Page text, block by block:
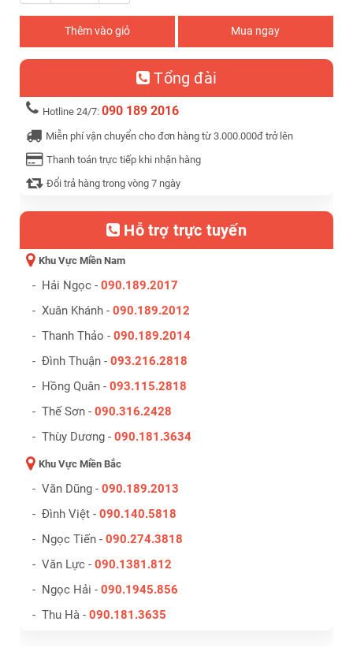
Thêm vào giỏ Mua ngay
Tổng đài
Hotline 24/7: 090 189 2016
Miễn phí vận chuyển cho đơn hàng từ 3.000.000đ trở lên
Thanh toán trực tiếp khi nhận hàng
Đổi trả hàng trong vòng 7 ngày
Hỗ trợ trực tuyến
Khu Vực Miền Nam
- Hải Ngọc - 090.189.2017
- Xuân Khánh - 090.189.2012
- Thanh Thảo - 090.189.2014
- Đình Thuận - 093.216.2818
- Hồng Quân - 093.115.2818
- Thế Sơn - 090.316.2428
- Thùy Dương - 090.181.3634
Khu Vực Miền Bắc
- Văn Dũng - 090.189.2013
- Đình Việt - 090.140.5818
- Ngọc Tiến - 090.274.3818
- Văn Lực - 090.1381.812
- Ngọc Hải - 090.1945.856
- Thu Hà - 090.181.3635